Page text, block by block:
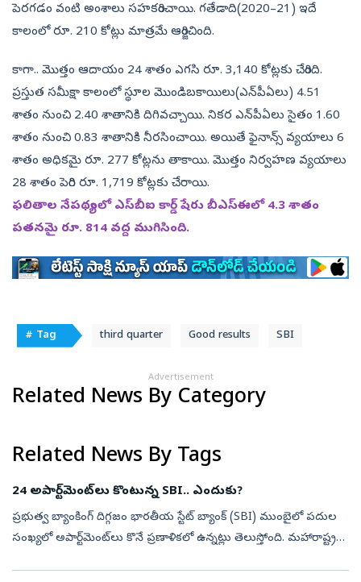
పెరగడం వంటి అంశాలు సహకరించాయి. గతేడాది(2020–21) ఇదే
కాలంలో రూ. 210 కోట్లు మాత్రమే ఆర్జించింది.
కాగా.. మొత్తం ఆదాయం 24 శాతం ఎగసి రూ. 3,140 కోట్లకు చేరింది.
ప్రస్తుత సమీక్షా కాలంలో స్థూల మొండిబకాయిలు(ఎన్‌పీఏలు) 4.51
శాతం నుంచి 2.40 శాతానికి దిగివచ్చాయి. నికర ఎన్‌పీఏలు సైతం 1.60
శాతం నుంచి 0.83 శాతానికి నీరసించాయి. అయితే ఫైనాన్స్‌ వ్యయాలు 6
శాతం అధికమై రూ. 277 కోట్లను తాకాయి. మొత్తం నిర్వహణ వ్యయాలు
28 శాతం పెరిగి రూ. 1,719 కోట్లకు చేరాయి.
ఫలితాల నేపథ్యంలో ఎస్‌బీఐ కార్డ్‌ షేరు బీఎస్‌ఈలో 4.3 శాతం
పతనమై రూ. 814 వద్ద ముగిసింది.
# Tag third quarter Good results SBI
Advertisement
Related News By Category
Related News By Tags
24 అపార్ట్‌మెంట్‌లు కొంటున్న SBI.. ఎందుకు?
ప్రభుత్వ బ్యాంకింగ్‌ దిగ్గజం భారతీయ స్టేట్‌ బ్యాంక్‌ (SBI) ముంబైలో పదుల
సంఖ్యలో అపార్ట్‌మెంట్‌లు కొనే ప్రణాళికలో ఉన్నట్లు తెలుస్తోంది. మహారాష్ట్ర